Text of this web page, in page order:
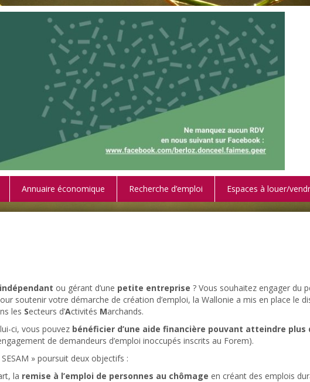
Annuaire économique Recherche d’emploi Espaces à louer/
indépendant ou gérant d’une petite entreprise ? Vous souhaitez engager du
soutenir votre démarche de création d’emploi, la Wallonie a mis en place le
les Secteurs d’Activités Marchands.
ci, vous pouvez bénéficier d’une aide financière pouvant atteindre plus
de demandeurs d’emploi inoccupés inscrits au Forem).
» poursuit deux objectifs :
la remise à l’emploi de personnes au chômage en créant des emplois